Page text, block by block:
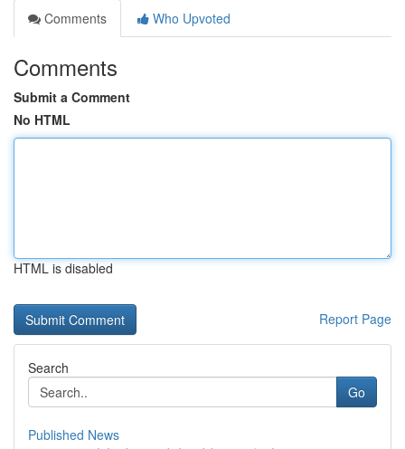
Comments
Who Upvoted
Comments
Submit a Comment
No HTML
HTML is disabled
Report Page
Search
Go
Published News